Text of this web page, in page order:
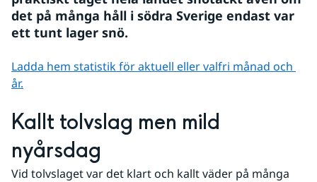
det på många håll i södra Sverige endast var
ett tunt lager snö.
Ladda hem statistik för aktuell eller valfri månad och
år.
Kallt tolvslag men mild
nyårsdag
Vid tolvslaget var det klart och kallt väder på många